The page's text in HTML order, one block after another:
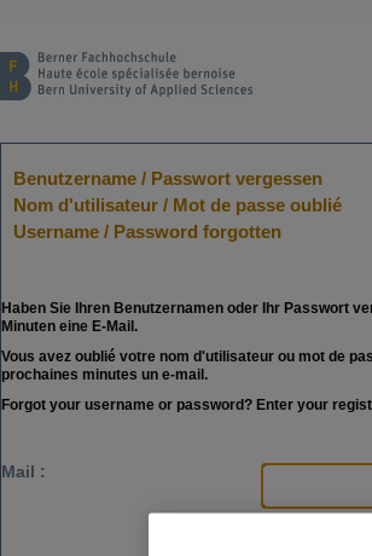
Benutzername / Passwort vergessen
Nom d'utilisateur / Mot de passe oublié
Username / Password forgotten
Haben Sie Ihren Benutzernamen oder Ihr Passwort
Minuten eine E-Mail.
Vous avez oublié votre nom d'utilisateur ou mot de
prochaines minutes un e-mail.
Forgot your username or password? Enter your
Mail :